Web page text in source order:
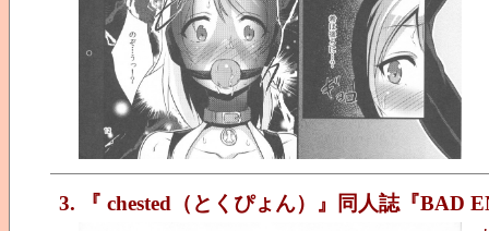
3. 『 chested（とくぴょん）』同人誌『BAD